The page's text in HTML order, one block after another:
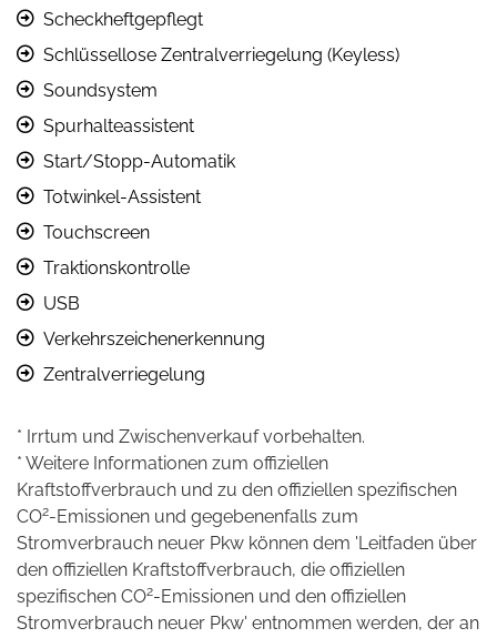
Scheckheftgepflegt
Schlüssellose Zentralverriegelung (Keyless)
Soundsystem
Spurhalteassistent
Start/Stopp-Automatik
Totwinkel-Assistent
Touchscreen
Traktionskontrolle
USB
Verkehrszeichenerkennung
Zentralverriegelung
* Irrtum und Zwischenverkauf vorbehalten.
* Weitere Informationen zum offiziellen
Kraftstoffverbrauch und zu den offiziellen spezifischen
CO2-Emissionen und gegebenenfalls zum
Stromverbrauch neuer Pkw können dem 'Leitfaden über
den offiziellen Kraftstoffverbrauch, die offiziellen
spezifischen CO2-Emissionen und den offiziellen
Stromverbrauch neuer Pkw' entnommen werden, der an